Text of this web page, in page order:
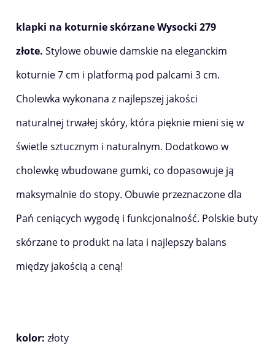
klapki na koturnie skórzane Wysocki 279
złote. Stylowe obuwie damskie na eleganckim
koturnie 7 cm i platformą pod palcami 3 cm.
Cholewka wykonana z najlepszej jakości
naturalnej trwałej skóry, która pięknie mieni się w
świetle sztucznym i naturalnym. Dodatkowo w
cholewkę wbudowane gumki, co dopasowuje ją
maksymalnie do stopy. Obuwie przeznaczone dla
Pań ceniących wygodę i funkcjonalność. Polskie buty
skórzane to produkt na lata i najlepszy balans
między jakością a ceną!
kolor: złoty